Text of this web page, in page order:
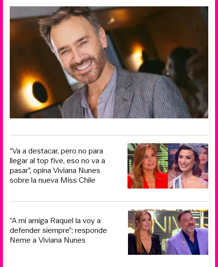
“Va a destacar, pero no para
llegar al top five, eso no va a
pasar”, opina Viviana Nunes
sobre la nueva Miss Chile
“A mi amiga Raquel la voy a
defender siempre”: responde
Neme a Viviana Nunes